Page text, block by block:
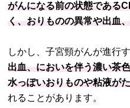
がんになる前の状態である
く、おりものの異常や出血
しかし、子宮頸がんが進行す
出血、においを伴う濃い茶
水っぽいおりものや粘液が
れることがあります。